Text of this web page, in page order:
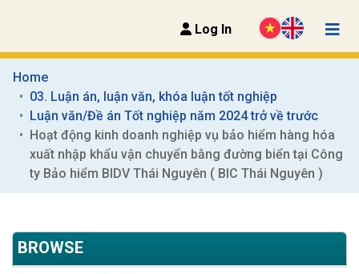
Log In
Home
03. Luận án, luận văn, khóa luận tốt nghiệp
Luận văn/Đề án Tốt nghiệp năm 2024 trở về trước
Hoạt động kinh doanh nghiệp vụ bảo hiểm hàng hóa
xuất nhập khẩu vận chuyển bằng đường biển tại Công
ty Bảo hiểm BIDV Thái Nguyên ( BIC Thái Nguyên )
BROWSE